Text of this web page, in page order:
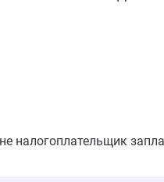
налогоплательщик